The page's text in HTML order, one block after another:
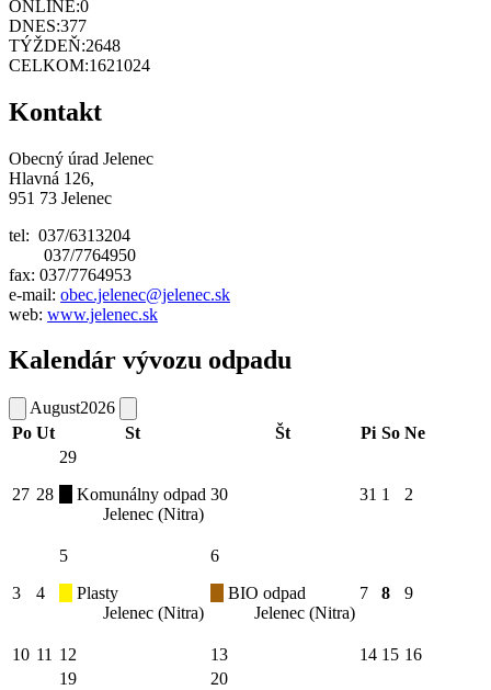
ONLINE:0
DNES:377
TÝŽDEŇ:2648
CELKOM:1621024
Kontakt
Obecný úrad Jelenec
Hlavná 126,
951 73 Jelenec
tel: 037/6313204
037/7764950
fax: 037/7764953
e-mail: obec.jelenec@jelenec.sk
web: www.jelenec.sk
Kalendár vývozu odpadu
August2026
Po Ut St Št Pi So Ne
27 28
29
Komunálny odpad
Jelenec (Nitra)
30 31 1 2
3 4
5
Plasty
Jelenec (Nitra)
6
BIO odpad
Jelenec (Nitra)
7 8 9
10 11 12 13 14 15 16
19
20